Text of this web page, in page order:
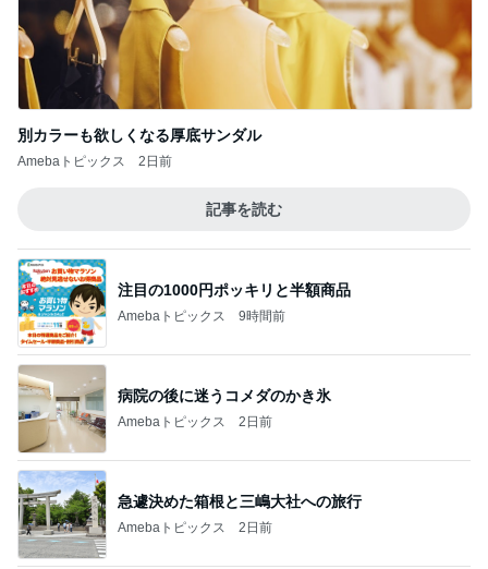
別カラーも欲しくなる厚底サンダル
Amebaトピックス 2日前
記事を読む
Amebaトピックス 9時間前
病院の後に迷うコメダのかき氷
Amebaトピックス 2日前
急遽決めた箱根と三嶋大社への旅行
Amebaトピックス 2日前